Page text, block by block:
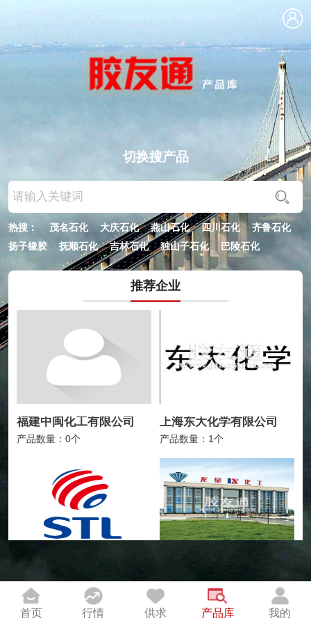
切换搜产品
热搜： 茂名石化 大庆石化 燕山石化 四川石化
齐鲁石化
扬子橡胶
抚顺石化 吉林石化 独山子石化
巴陵石化
镇江南帝
上海石化 兰州石化
推荐企业
福建中闽化工有限公司
产品数量：0个
上海东大化学有限公司
产品数量：1个
卫星化学股份有限公司
产品数量：1个
龙星化工股份有限公司
产品数量：4个
首页 行情 供求 产品库 我的